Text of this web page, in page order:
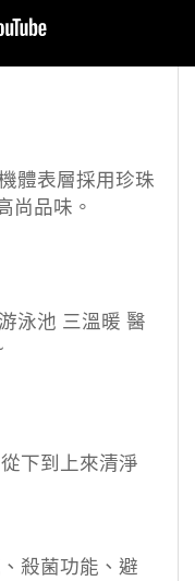
體表層採用珍珠
尚品味。
泳池 三溫暖 醫
下到上來清淨
殺菌功能、避